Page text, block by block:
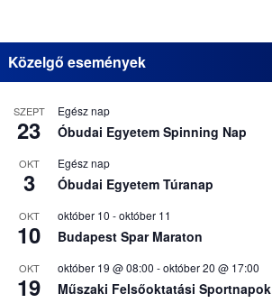
Közelgő események
SZEPT
23
Egész nap
Óbudai Egyetem Spinning Nap
OKT
3
Egész nap
Óbudai Egyetem Túranap
OKT
10
október 10 -október 11
Budapest Spar Maraton
OKT
19
október 19 @ 08:00 -október 20 @ 17:00
Műszaki Felsőoktatási Sportnapok